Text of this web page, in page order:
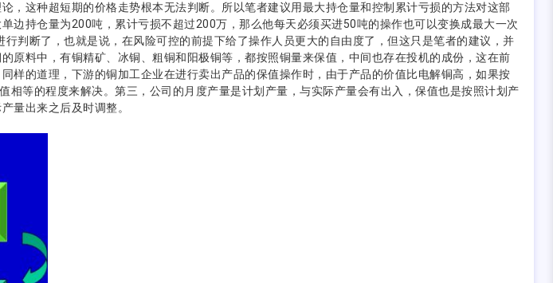
，这种超短期的价格走势根本无法判断。所以笔者建议用最大持仓量和控制累计亏损的方法对这部
边持仓量为200吨，累计亏损不超过200万，那么他每天必须买进50吨的操作也可以变换成最大一次
判断了，也就是说，在风险可控的前提下给了操作人员更大的自由度了，但这只是笔者的建议，并
原料中，有铜精矿、冰铜、粗铜和阳极铜等，都按照铜量来保值，中间也存在投机的成份，这在前
样的道理，下游的铜加工企业在进行卖出产品的保值操作时，由于产品的价值比电解铜高，如果按
相等的程度来解决。第三，公司的月度产量是计划产量，与实际产量会有出入，保值也是按照计划产
量出来之后及时调整。